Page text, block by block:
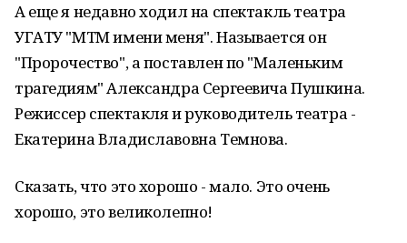
А еще я недавно ходил на спектакль театра
УГАТУ "МТМ имени меня". Называется он
"Пророчество", а поставлен по "Маленьким
трагедиям" Александра Сергеевича Пушкина.
Режиссер спектакля и руководитель театра -
Екатерина Владиславовна Темнова.
Сказать, что это хорошо - мало. Это очень
хорошо, это великолепно!